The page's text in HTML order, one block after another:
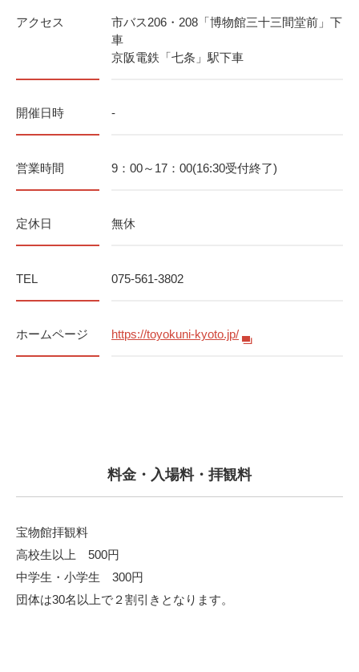
アクセス
市バス206・208「博物館三十三間堂前」下
車
京阪電鉄「七条」駅下車
開催日時 -
営業時間 9：00～17：00(16:30受付終了)
定休日 無休
TEL 075-561-3802
ホームページ https://toyokuni-kyoto.jp/
料金・入場料・拝観料
宝物館拝観料
高校生以上 500円
中学生・小学生 300円
団体は30名以上で２割引きとなります。